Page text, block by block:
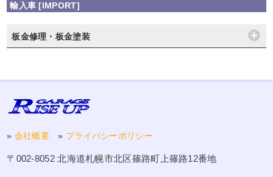
輸入車 [IMPORT]
板金修理・板金塗装
» 会社概要 » プライバシーポリシー
〒002-8052 北海道札幌市北区篠路町上篠路12番地